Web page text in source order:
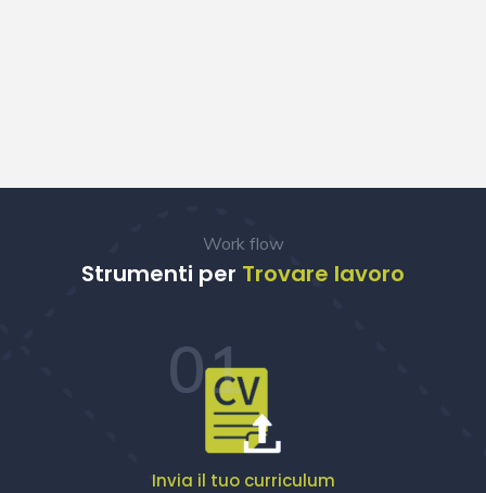
Work flow
Strumenti per Trovare lavoro
01
Invia il tuo curriculum